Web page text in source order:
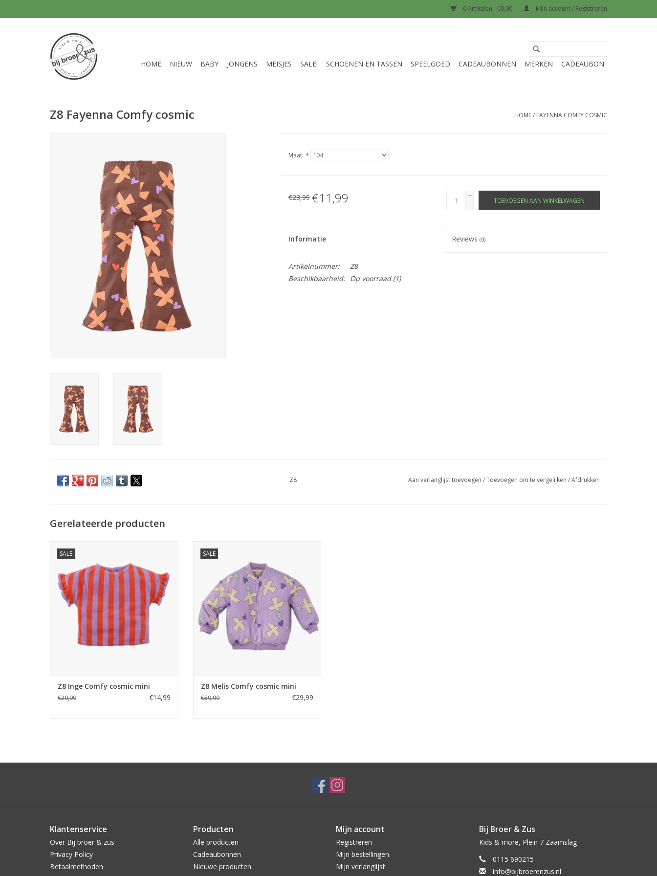
0 Artikelen - €0,00 Mijn account / Registreren
HOME NIEUW BABY JONGENS MEISJES SALE! SCHOENEN EN TASSEN SPEELGOED CADEAUBONNEN MERKEN CADEAUBON
Z8 Fayenna Comfy cosmic HOME/ FAYENNA COMFY COSMIC
Maat: *
€23,99 €11,99
+
-
TOEVOEGEN AAN WINKELWAGEN
Informatie Reviews(0)
Artikelnummer:
Z8
Beschikbaarheid:
Op voorraad(1)
Z8 Aan verlanglijst toevoegen /Toevoegen om te vergelijken /Afdrukken
Gerelateerde producten
SALE
TOEVOEGEN AAN WINKELWAGEN
Z8 Inge Comfy cosmic mini
€29,99 €14,99
SALE
TOEVOEGEN AAN WINKELWAGEN
Z8 Melis Comfy cosmic mini
€59,99 €29,99
Klantenservice
Over Bij broer & zus
Privacy Policy
Betaalmethoden
Producten
Alle producten
Cadeaubonnen
Nieuwe producten
Mijn account
Registreren
Mijn bestellingen
Mijn verlanglijst
Bij Broer & Zus
Kids & more, Plein 7 Zaamslag
0115 690215
info@bijbroerenzus.nl